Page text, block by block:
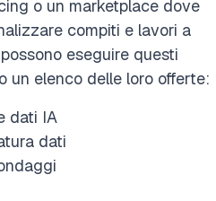
o un marketplace dove
compiti e lavori a
eseguire questi
un elenco delle loro offerte:
dati IA
dati